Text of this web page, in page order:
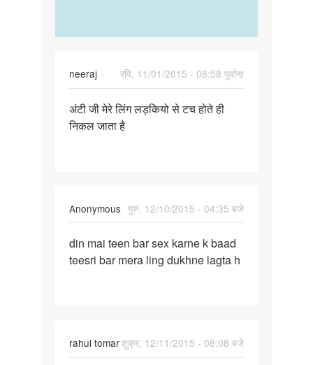
neeraj
रवि, 11/01/2015 - 08:58 पूर्वान्ह
अंटी
जी
अंटी जी मेरे लिंग लड़कियो से टच होते ही
निकल जाता है
Anonymous गुरु, 12/10/2015 - 04:35 बजे
din
mai
k
din mai teen bar sex karne k baad
teesri bar mera ling dukhne lagta h
rahul tomarशुक्र, 12/11/2015 - 08:08 बजे